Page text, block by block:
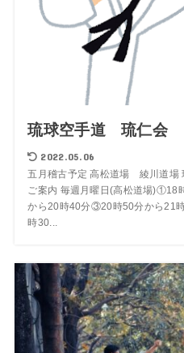
琉球空手道 琉仁会
2022.05.06
五月稽古予定 高松道場 綾川道
ご案内 毎週月曜日(高松道場
から20時40分③20時50分から21
時30...